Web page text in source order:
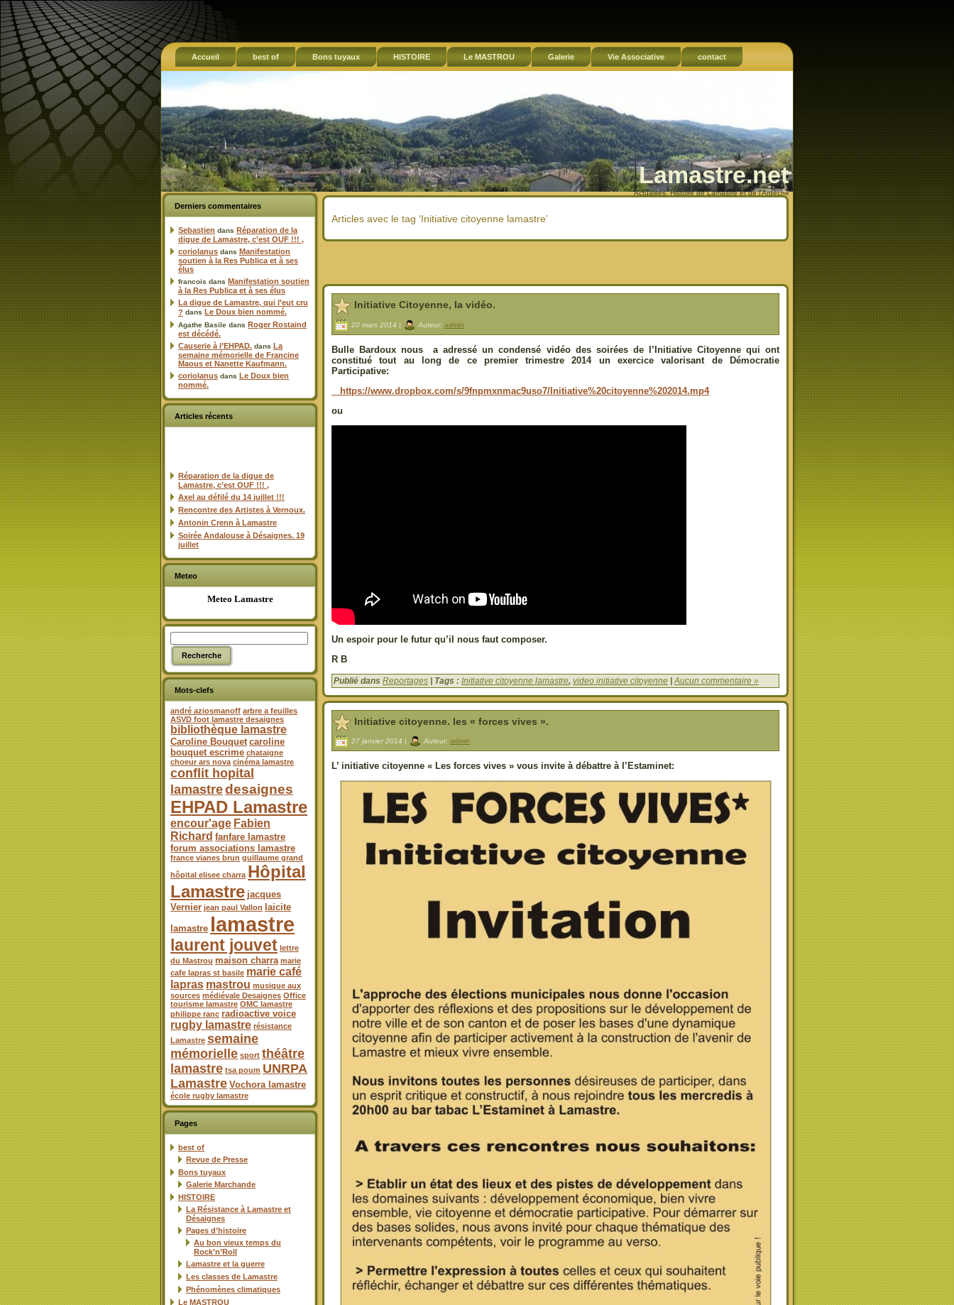
Accueil best of Bons tuyaux HISTOIRE Le MASTROU Galerie Vie Associative contact
Lamastre.net
Actualités, Histoire de Lamastre et de l'Ardèche
Derniers commentaires
Sebastien dans Réparation de la
digue de Lamastre, c’est OUF !!! ,
coriolanus dans Manifestation
soutien à la Res Publica et à ses
élus
francois dans Manifestation soutien
à la Res Publica et à ses élus
La digue de Lamastre, qui l’eut cru
? dans Le Doux bien nommé.
Agathe Basile dans Roger Rostaind
est décédé.
Causerie à l’EHPAD. dans La
semaine mémorielle de Francine
Maous et Nanette Kaufmann.
coriolanus dans Le Doux bien
nommé.
Articles récents
Réparation de la digue de
Lamastre, c’est OUF !!! ,
Axel au défilé du 14 juillet !!!
Rencontre des Artistes à Vernoux.
Antonin Crenn à Lamastre
Soirée Andalouse à Désaignes. 19
juillet
Meteo
Meteo Lamastre
Mots-clefs
andré aziosmanoff arbre a feuilles
ASVD foot lamastre desaignes
bibliothèque lamastre
Caroline Bouquet caroline
bouquet escrime chataigne
choeur ars nova cinéma lamastre
conflit hopital
lamastredesaignes
EHPAD Lamastre
encour'age Fabien
Richard fanfare lamastre
forum associations lamastre
france vianes brun guillaume grand
hôpital elisee charra Hôpital
Lamastre jacques
Vernier jean paul Vallon
laicite
lamastre lamastre
laurent jouvet lettre
du Mastrou maison charra marie
cafe lapras st basile marie café
lapras mastrou musique aux
sources médiévale Desaignes Office
tourisme lamastre OMC lamastre
philippe ranc radioactive voice
rugby lamastre résistance
Lamastre semaine
mémorielle sport théâtre
lamastre tsa poum UNRPA
Lamastre Vochora lamastre
école rugby lamastre
Pages
best of
Revue de Presse
Bons tuyaux
Galerie Marchande
HISTOIRE
La Résistance à Lamastre et
Désaignes
Pages d’histoire
Au bon vieux temps du
Rock’n’Roll
Lamastre et la guerre
Les classes de Lamastre
Phénomènes climatiques
Le MASTROU
Articles avec le tag ‘Initiative citoyenne lamastre’
Initiative Citoyenne, la vidéo.
20 mars 2014 | Auteur: admin
Bulle Bardoux nous a adressé un condensé vidéo des soirées de l’Initiative Citoyenne qui ont
constitué tout au long de ce premier trimestre 2014 un exercice valorisant de Démocratie
Participative:
https://www.dropbox.com/s/9fnpmxnmac9uso7/Initiative%20citoyenne%202014.mp4
ou
Un espoir pour le futur qu’il nous faut composer.
R B
Publié dans Reportages | Tags : Initiative citoyenne lamastre, video initiative citoyenne |Aucun commentaire »
Initiative citoyenne. les « forces vives ».
27 janvier 2014 | Auteur: admin
L’ initiative citoyenne « Les forces vives » vous invite à débattre à l’Estaminet: